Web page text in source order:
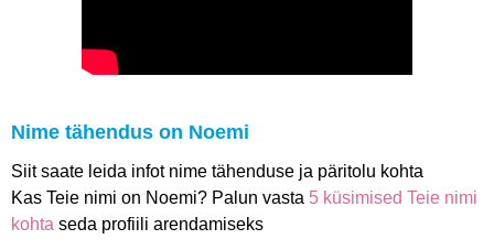
Nime tähendus on Noemi
Siit saate leida infot nime tähenduse ja päritolu kohta
Kas Teie nimi on Noemi? Palun vasta 5 küsimised Teie nimi
kohta seda profiili arendamiseks